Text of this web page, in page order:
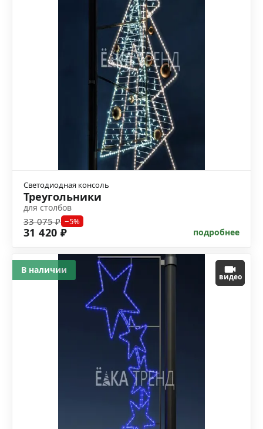
Светодиодная консоль
Треугольники
для столбов
33 075 ₽ −5%
31 420 ₽ подробнее
видео
В наличии